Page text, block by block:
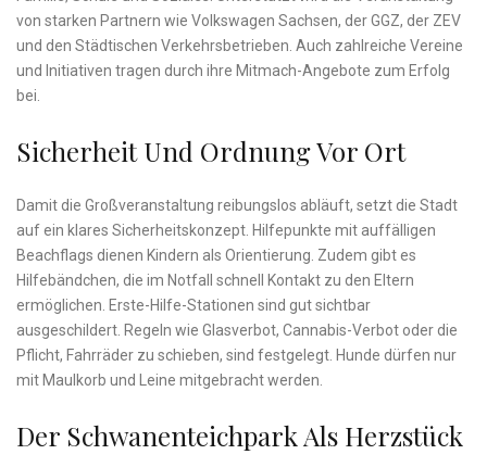
von starken Partnern wie Volkswagen Sachsen, der GGZ, der ZEV
und den Städtischen Verkehrsbetrieben. Auch zahlreiche Vereine
und Initiativen tragen durch ihre Mitmach-Angebote zum Erfolg
bei.
Sicherheit Und Ordnung Vor Ort
Damit die Großveranstaltung reibungslos abläuft, setzt die Stadt
auf ein klares Sicherheitskonzept. Hilfepunkte mit auffälligen
Beachflags dienen Kindern als Orientierung. Zudem gibt es
Hilfebändchen, die im Notfall schnell Kontakt zu den Eltern
ermöglichen. Erste-Hilfe-Stationen sind gut sichtbar
ausgeschildert. Regeln wie Glasverbot, Cannabis-Verbot oder die
Pflicht, Fahrräder zu schieben, sind festgelegt. Hunde dürfen nur
mit Maulkorb und Leine mitgebracht werden.
Der Schwanenteichpark Als Herzstück